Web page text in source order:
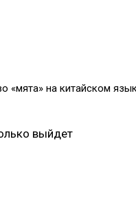
«мята» на китайском
выйдет